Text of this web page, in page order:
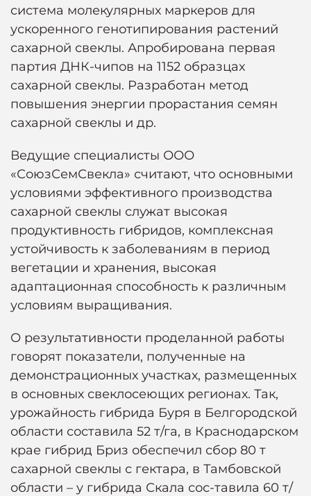
система молекулярных маркеров для
ускоренного генотипирования растений
сахарной свеклы. Апробирована первая
партия ДНК-чипов на 1152 образцах
сахарной свеклы. Разработан метод
повышения энергии прорастания семян
сахарной свеклы и др.
Ведущие специалисты ООО
«СоюзСемСвекла» считают, что основными
условиями эффективного производства
сахарной свеклы служат высокая
продуктивность гибридов, комплексная
устойчивость к заболеваниям в период
вегетации и хранения, высокая
адаптационная способность к различным
условиям выращивания.
О результативности проделанной работы
говорят показатели, полученные на
демонстрационных участках, размещенных
в основных свеклосеющих регионах. Так,
урожайность гибрида Буря в Белгородской
области составила 52 т/га, в Краснодарском
крае гибрид Бриз обеспечил сбор 80 т
сахарной свеклы с гектара, в Тамбовской
области – у гибрида Скала сос-тавила 60 т/